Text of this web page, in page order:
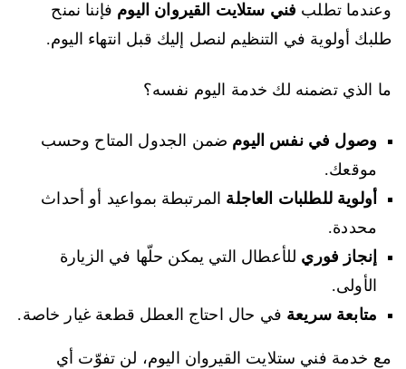
وعندما تطلب فني ستلايت القيروان اليوم فإننا نمنح
طلبك أولوية في التنظيم لنصل إليك قبل انتهاء اليوم.
ما الذي تضمنه لك خدمة اليوم نفسه؟
وصول في نفس اليوم ضمن الجدول المتاح وحسب
موقعك.
أولوية للطلبات العاجلة المرتبطة بمواعيد أو أحداث
محددة.
إنجاز فوري للأعطال التي يمكن حلّها في الزيارة
الأولى.
متابعة سريعة في حال احتاج العطل قطعة غيار خاصة.
مع خدمة فني ستلايت القيروان اليوم، لن تفوّت أي